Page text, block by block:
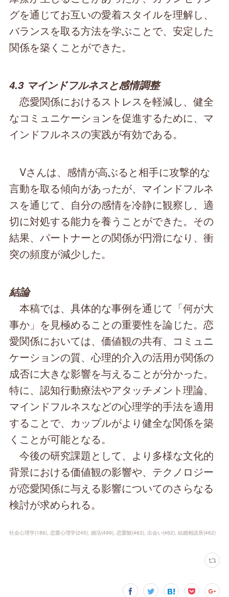
グを通じてお互いの愛着スタイルを理解し、
バランスを取る方法を学ぶことで、安定した
関係を築くことができた。
4.3 マインドフルネスと感情調整
恋愛関係におけるストレスを軽減し、健全
なコミュニケーションを促進するために、マ
インドフルネスの実践が有効である。
Vさんは、感情が高ぶると相手に攻撃的な
言動を取る傾向があったが、マインドフルネ
スを通じて、自分の感情を冷静に観察し、適
切に対処する能力を養うことができた。その
結果、パートナーとの関係が円滑になり、衝
突の頻度が減少した。
結論
本稿では、具体的な事例を通じて「何が大
事か」を見極めることの重要性を論じた。恋
愛関係においては、価値観の共有、コミュニ
ケーションの質、心理的介入の活用が関係の
成否に大きな影響を与えることが分かった。
特に、認知行動療法やアタッチメント理論、
マインドフルネスなどの心理学的手法を適用
することで、カップルがより健全な関係を築
くことが可能となる。
今後の研究課題として、より多様な文化的
背景における価値観の影響や、テクノロジー
が恋愛関係に与える影響についてのさらなる
検討が求められる。
社会心理学(186) 恋愛心理学(245) 婚活(499) 恋愛観(463) 出会い(462) 結婚相談所(462)